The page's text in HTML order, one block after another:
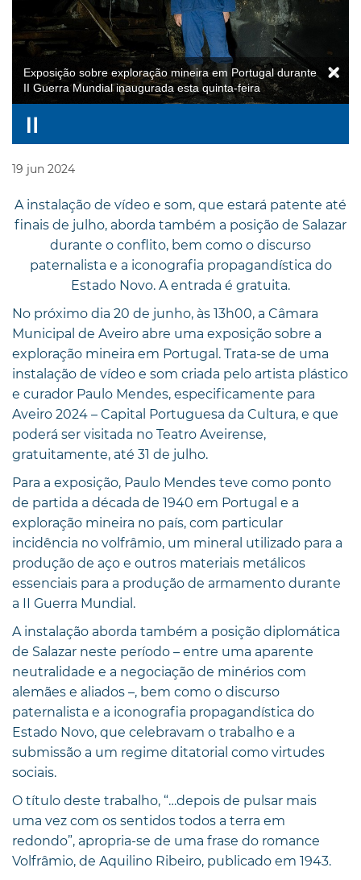
Exposição sobre exploração mineira em Portugal durante
II Guerra Mundial inaugurada esta quinta-feira
19 jun 2024
A instalação de vídeo e som, que estará patente até
finais de julho, aborda também a posição de Salazar
durante o conflito, bem como o discurso
paternalista e a iconografia propagandística do
Estado Novo. A entrada é gratuita.
No próximo dia 20 de junho, às 13h00, a Câmara
Municipal de Aveiro abre uma exposição sobre a
exploração mineira em Portugal. Trata-se de uma
instalação de vídeo e som criada pelo artista plástico
e curador Paulo Mendes, especificamente para
Aveiro 2024 – Capital Portuguesa da Cultura, e que
poderá ser visitada no Teatro Aveirense,
gratuitamente, até 31 de julho.
Para a exposição, Paulo Mendes teve como ponto
de partida a década de 1940 em Portugal e a
exploração mineira no país, com particular
incidência no volfrâmio, um mineral utilizado para a
produção de aço e outros materiais metálicos
essenciais para a produção de armamento durante
a II Guerra Mundial.
A instalação aborda também a posição diplomática
de Salazar neste período – entre uma aparente
neutralidade e a negociação de minérios com
alemães e aliados –, bem como o discurso
paternalista e a iconografia propagandística do
Estado Novo, que celebravam o trabalho e a
submissão a um regime ditatorial como virtudes
sociais.
O título deste trabalho, “…depois de pulsar mais
uma vez com os sentidos todos a terra em
redondo”, apropria-se de uma frase do romance
Volfrâmio, de Aquilino Ribeiro, publicado em 1943.